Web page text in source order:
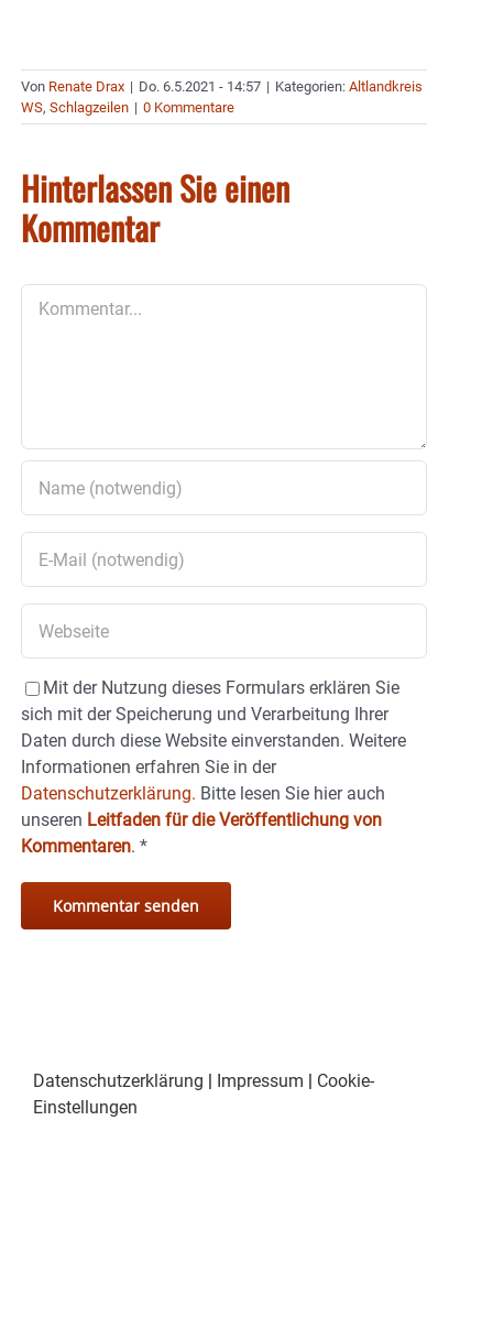
Von Renate Drax | Do. 6.5.2021 - 14:57 | Kategorien: Altlandkreis
WS, Schlagzeilen | 0 Kommentare
Hinterlassen Sie einen
Kommentar
Mit der Nutzung dieses Formulars erklären Sie
sich mit der Speicherung und Verarbeitung Ihrer
Daten durch diese Website einverstanden. Weitere
Informationen erfahren Sie in der
Datenschutzerklärung. Bitte lesen Sie hier auch
unseren Leitfaden für die Veröffentlichung von
Kommentaren. *
Datenschutzerklärung Impressum
Cookie-
Einstellungen